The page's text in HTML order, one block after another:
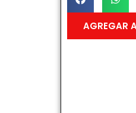
AGREGAR